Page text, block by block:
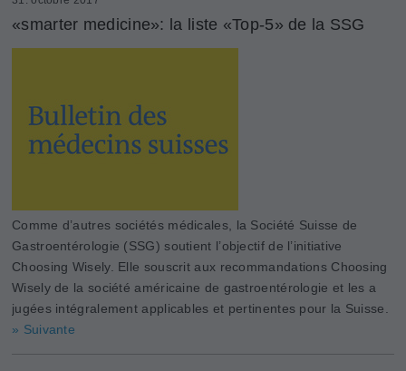
«smarter medicine»: la liste «Top-5» de la SSG
Comme d’autres sociétés médicales, la Société Suisse de
Gastroentérologie (SSG) soutient l’objectif de l’initiative
Choosing Wisely. Elle souscrit aux recommandations Choosing
Wisely de la société américaine de gastroentérologie et les a
jugées intégralement applicables et pertinentes pour la Suisse.
» Suivante